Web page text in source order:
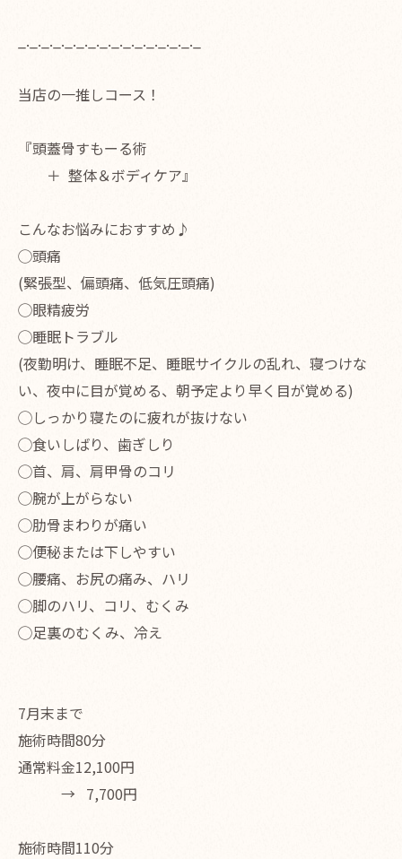
_._._._._._._._._._._._._._._._
当店の一推しコース！
『頭蓋骨すもーる術
＋ 整体＆ボディケア』
こんなお悩みにおすすめ♪
◯頭痛
(緊張型、偏頭痛、低気圧頭痛)
◯眼精疲労
◯睡眠トラブル
(夜勤明け、睡眠不足、睡眠サイクルの乱れ、寝つけな
い、夜中に目が覚める、朝予定より早く目が覚める)
◯しっかり寝たのに疲れが抜けない
◯食いしばり、歯ぎしり
◯首、肩、肩甲骨のコリ
◯腕が上がらない
◯肋骨まわりが痛い
◯便秘または下しやすい
◯腰痛、お尻の痛み、ハリ
◯脚のハリ、コリ、むくみ
◯足裏のむくみ、冷え
7月末まで
施術時間80分
通常料金12,100円
→ 7,700円
施術時間110分